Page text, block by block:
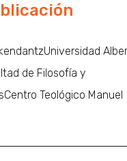
de Filosofía y
Teológico Manuel